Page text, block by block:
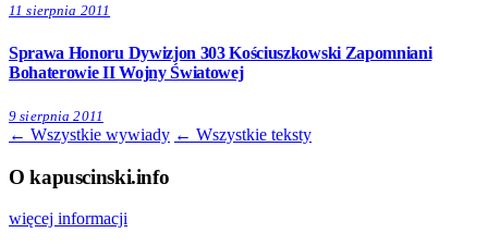
11 sierpnia 2011
Sprawa Honoru Dywizjon 303 Kościuszkowski Zapomniani
Bohaterowie II Wojny Światowej
9 sierpnia 2011
← Wszystkie wywiady ← Wszystkie teksty
O kapuscinski.info
więcej informacji